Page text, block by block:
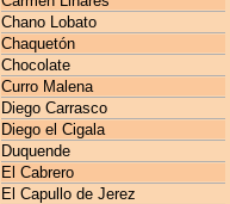
Chano Lobato
Chaquetón
Chocolate
Curro Malena
Diego Carrasco
Diego el Cigala
Duquende
El Cabrero
El Capullo de Jerez